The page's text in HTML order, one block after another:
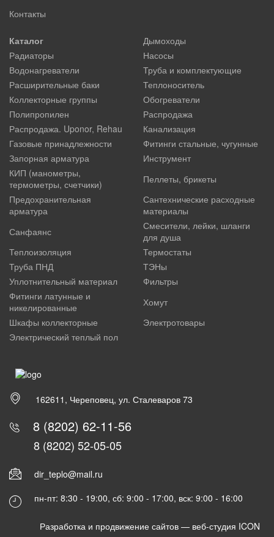
Контакты
Каталог
Дымоходы
Радиаторы
Насосы
Водонагреватели
Труба и комплектующие
Расширительные баки
Теплоноситель
Коллекторные группы
Обогреватели
Полипропилен
Распродажа
Распродажа. Uponor, Rehau
Канализация
Газовые принадлежности
Фитинги стальные, чугунные
Запорная арматура
Инструмент
КИП (манометры,
термометры, счетчики)
Пеллеты, брикеты
Предохранительная
арматура
Сантехнические расходные
материалы
Санфаянс
Смесители, лейки, шланги
для душа
Теплоизоляция
Термостаты
Труба ПНД
ТЭНы
Уплотнительный материал
Фильтры
Фитинги латунные и
никелированные
Хомут
Шкафы коллекторные
Электротовары
Электрический теплый пол
162611, Череповец, ул. Сталеваров 73
8 (8202) 62-11-56
8 (8202) 52-05-05
dir_teplo@mail.ru
пн-пт: 8:30 - 19:00, сб: 9:00 - 17:00, вск: 9:00 - 16:00
Разработка и продвижение сайтов — веб-студия ICON